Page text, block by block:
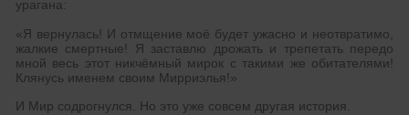
урагана:
«Я вернулась! И отмщение моё будет ужасно и неотвратимо,
жалкие смертные! Я заставлю дрожать и трепетать передо
мной весь этот никчёмный мирок с такими же обитателями!
Клянусь именем своим Мирриэлья!»
И Мир содрогнулся. Но это уже совсем другая история.